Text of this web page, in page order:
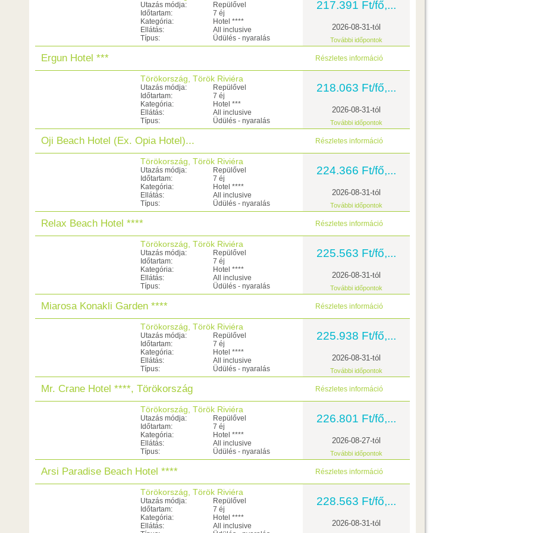
Utazás módja:
Repülővel
Időtartam:
7 éj
Kategória:
Hotel ****
Ellátás:
All inclusive
Típus:
Üdülés - nyaralás
217.391 Ft/fő,...
2026-08-31-tól
További időpontok
Ergun Hotel *** Részletes információ
Törökország, Török Riviéra
Utazás módja:
Repülővel
Időtartam:
7 éj
Kategória:
Hotel ***
Ellátás:
All inclusive
Típus:
Üdülés - nyaralás
218.063 Ft/fő,...
2026-08-31-tól
További időpontok
Oji Beach Hotel (Ex. Opia Hotel)... Részletes információ
Törökország, Török Riviéra
Utazás módja:
Repülővel
Időtartam:
7 éj
Kategória:
Hotel ****
Ellátás:
All inclusive
Típus:
Üdülés - nyaralás
224.366 Ft/fő,...
2026-08-31-tól
További időpontok
Relax Beach Hotel **** Részletes információ
Törökország, Török Riviéra
Utazás módja:
Repülővel
Időtartam:
7 éj
Kategória:
Hotel ****
Ellátás:
All inclusive
Típus:
Üdülés - nyaralás
225.563 Ft/fő,...
2026-08-31-tól
További időpontok
Miarosa Konakli Garden **** Részletes információ
Törökország, Török Riviéra
Utazás módja:
Repülővel
Időtartam:
7 éj
Kategória:
Hotel ****
Ellátás:
All inclusive
Típus:
Üdülés - nyaralás
225.938 Ft/fő,...
2026-08-31-tól
További időpontok
Mr. Crane Hotel ****, Törökország Részletes információ
Törökország, Török Riviéra
Utazás módja:
Repülővel
Időtartam:
7 éj
Kategória:
Hotel ****
Ellátás:
All inclusive
Típus:
Üdülés - nyaralás
226.801 Ft/fő,...
2026-08-27-tól
További időpontok
Arsi Paradise Beach Hotel **** Részletes információ
Törökország, Török Riviéra
Utazás módja:
Repülővel
Időtartam:
7 éj
Kategória:
Hotel ****
Ellátás:
All inclusive
228.563 Ft/fő,...
2026-08-31-tól